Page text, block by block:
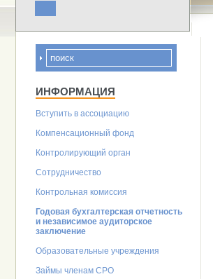
ИНФОРМАЦИЯ
Вступить в ассоциацию
Компенсационный фонд
Контролирующий орган
Сотрудничество
Контрольная комиссия
Годовая бухгалтерская отчетность
и независимое аудиторское
заключение
Образовательные учреждения
Займы членам СРО